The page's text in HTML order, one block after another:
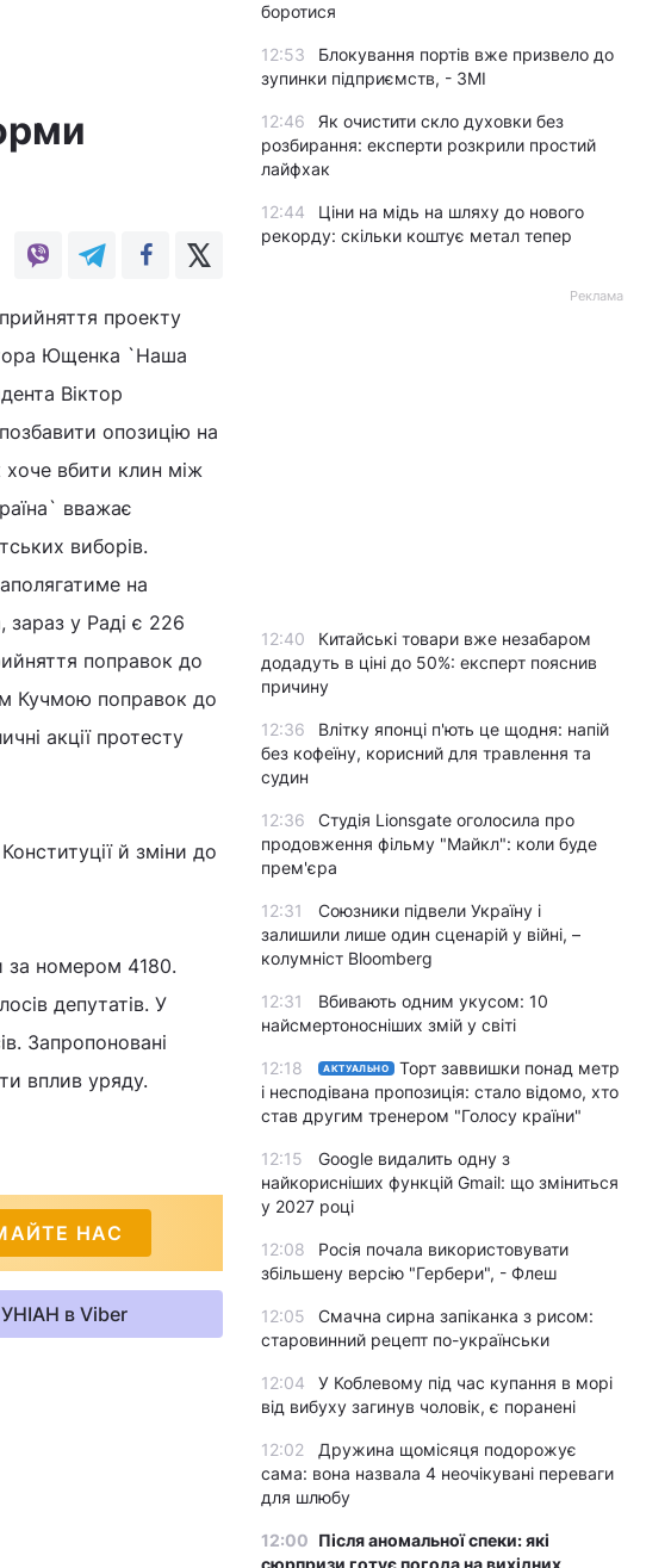
проекту
Ющенка `Наша
Віктор
опозицію на
вбити клин між
вважає
виборів.
на
зараз у Раді є 226
поправок до
Кучмою поправок до
акції протесту
й зміни до
за номером 4180.
депутатів. У
Запропоновані
вплив уряду.
НАС
в Viber
боротися
12:53
Блокування портів вже призвело до
зупинки підприємств, - ЗМІ
12:46
Як очистити скло духовки без
розбирання: експерти розкрили простий
лайфхак
12:44
Ціни на мідь на шляху до нового
рекорду: скільки коштує метал тепер
Реклама
12:40
Китайські товари вже незабаром
додадуть в ціні до 50%: експерт пояснив
причину
12:36
Влітку японці п'ють це щодня: напій
без кофеїну, корисний для травлення та
судин
12:36
Студія Lionsgate оголосила про
продовження фільму "Майкл": коли буде
прем'єра
12:31
Союзники підвели Україну і
залишили лише один сценарій у війні, –
колумніст Bloomberg
12:31
Вбивають одним укусом: 10
найсмертоносніших змій у світі
12:18 АКТУАЛЬНО
Торт заввишки понад метр
і несподівана пропозиція: стало відомо, хто
став другим тренером "Голосу країни"
12:15
Google видалить одну з
найкорисніших функцій Gmail: що зміниться
у 2027 році
12:08
Росія почала використовувати
збільшену версію "Гербери", - Флеш
12:05
Смачна сирна запіканка з рисом:
старовинний рецепт по-українськи
12:04
У Коблевому під час купання в морі
від вибуху загинув чоловік, є поранені
12:02
Дружина щомісяця подорожує
сама: вона назвала 4 неочікувані переваги
для шлюбу
12:00 Після аномальної спеки: які
сюрпризи готує погода на вихідних